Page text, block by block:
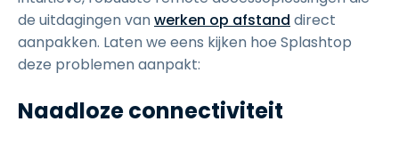
de uitdagingen vanwerken op afstand direct
aanpakken. Laten we eens kijken hoe Splashtop
deze problemen aanpakt:
Naadloze connectiviteit